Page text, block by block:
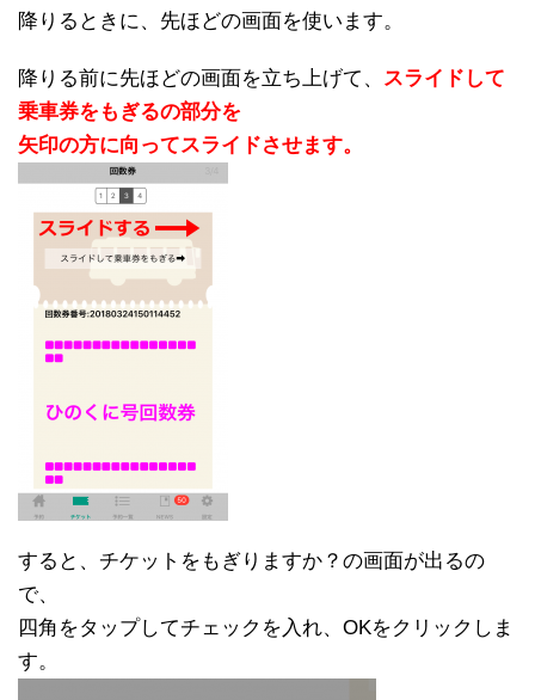
降りるときに、先ほどの画面を使います。
降りる前に先ほどの画面を立ち上げて、
スライドして
乗車券をもぎるの部分を
矢印の方に向ってスライドさせます。
すると、チケットをもぎりますか？の画面が出るの
で、
四角をタップしてチェックを入れ、OKをクリックしま
す。